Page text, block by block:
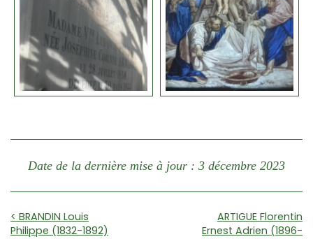
Date de la dernière mise à jour : 3 décembre 2023
< BRANDIN Louis
Philippe (1832-1892)
ARTIGUE Florentin
Ernest Adrien (1896-